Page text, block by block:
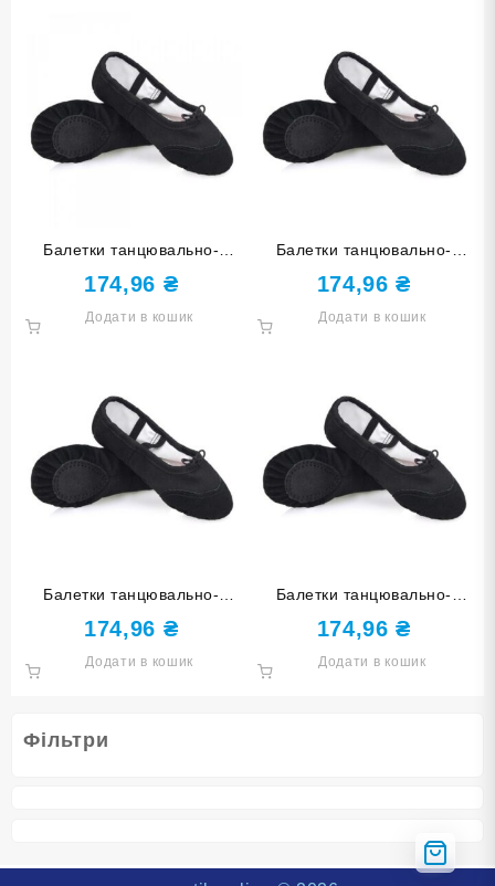
Фільтри
Балетки танцювально-
спортивні чорні 33 розмір
174,96 ₴
Додати в кошик
Балетки танцювально-
спортивні чорні 36 розмір
174,96₴
Додати в кошик
Балетки танцювально-
спортивні чорні 27 розмір
174,96 ₴
Додати в кошик
Балетки танцювально-
спортивні чорні 35 розмір
174,96₴
Додати в кошик